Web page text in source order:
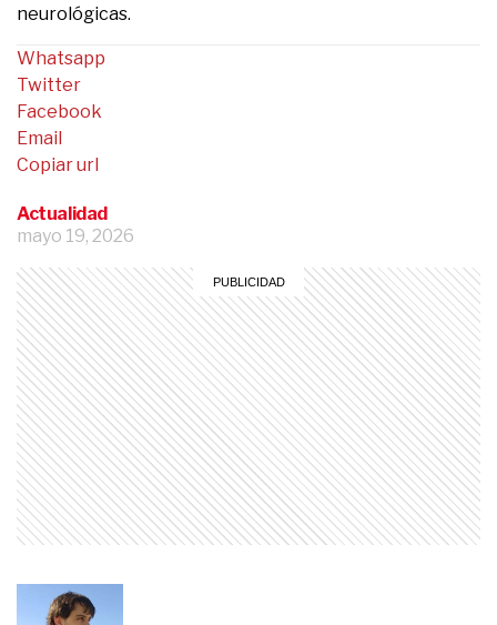
neurológicas.
Actualidad
mayo 19, 2026
Whatsapp
Twitter
Facebook
Email
Copiar url